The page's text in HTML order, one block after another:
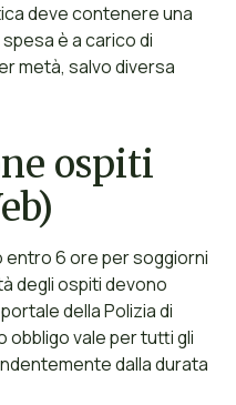
deve contenere una
spesa è a carico di
metà, salvo diversa
ospiti
entro 6 ore per soggiorni
degli ospiti devono
della Polizia di
obbligo vale per tutti gli
dalla durata